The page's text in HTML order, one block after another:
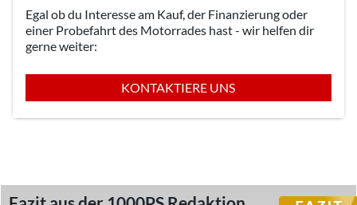
Egal ob du Interesse am Kauf, der Finanzierung oder
einer Probefahrt des Motorrades hast - wir helfen dir
gerne weiter:
KONTAKTIERE UNS